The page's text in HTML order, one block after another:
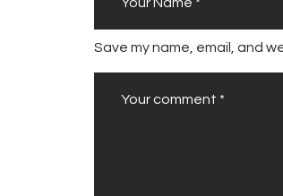
Save my name, email, and